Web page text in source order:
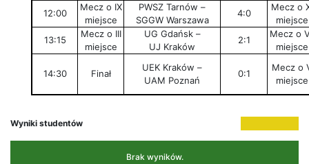
12:00
Mecz o IX
miejsce
PWSZ Tarnów –
SGGW Warszawa
4:0
Mecz o
miejsce
13:15
Mecz o III
miejsce
UG Gdańsk –
UJ Kraków
2:1
Mecz o
miejsce
14:30 Finał
UEK Kraków –
UAM Poznań
0:1
Mecz o
miejsce
Wyniki studentów
Brak wyników.